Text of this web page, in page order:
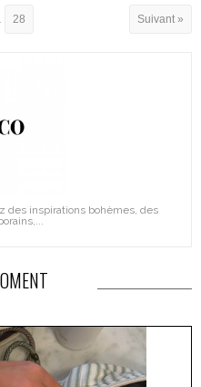
28 Suivant »
des inspirations bohèmes, des